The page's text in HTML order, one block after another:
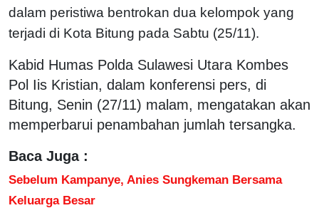
dalam peristiwa bentrokan dua kelompok yang
terjadi di Kota Bitung pada Sabtu (25/11).
Kabid Humas Polda Sulawesi Utara Kombes
Pol Iis Kristian, dalam konferensi pers, di
Bitung, Senin (27/11) malam, mengatakan akan
memperbarui penambahan jumlah tersangka.
Baca Juga :
Sebelum Kampanye, Anies Sungkeman Bersama
Keluarga Besar